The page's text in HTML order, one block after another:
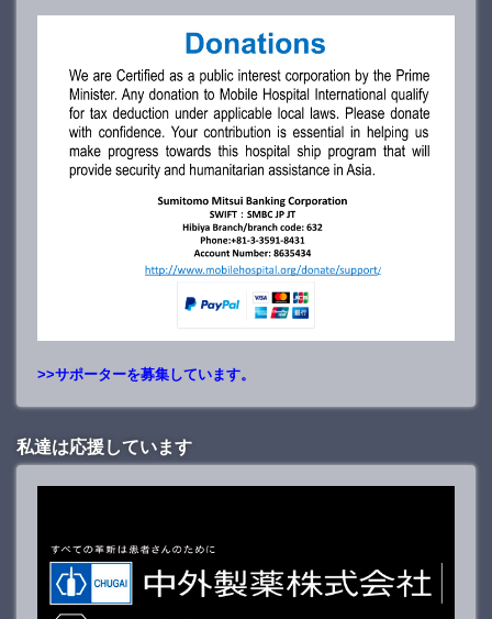
>>サポーターを募集しています。
私達は応援しています